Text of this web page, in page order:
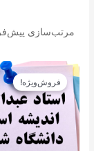
فروش‌ویژه!
قیمت
اصلی
بود.